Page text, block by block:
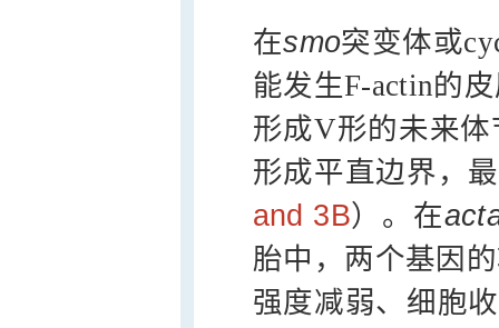
在smo突变体或
能发生F-actin的
形成V形的未来
形成平直边界，
and 3B）。在
胎中，两个基因
强度减弱、细胞